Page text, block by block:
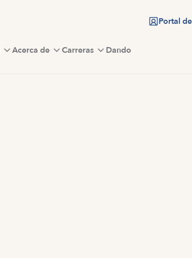
Portal
Acerca de Carreras Dando